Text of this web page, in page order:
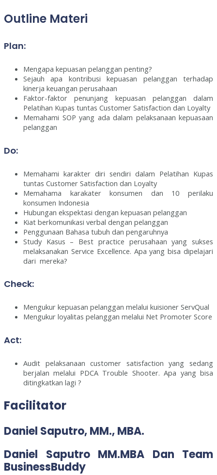
Outline Materi
Plan:
Mengapa kepuasan pelanggan penting?
Sejauh apa kontribusi kepuasan pelanggan terhadap
kinerja keuangan perusahaan
Faktor-faktor penunjang kepuasan pelanggan dalam
Pelatihan Kupas tuntas Customer Satisfaction dan Loyalty
Memahami SOP yang ada dalam pelaksanaan kepuasaan
pelanggan
Do:
Memahami karakter diri sendiri dalam Pelatihan Kupas
tuntas Customer Satisfaction dan Loyalty
Memahama karakater konsumen dan 10 perilaku
konsumen Indonesia
Hubungan ekspektasi dengan kepuasan pelanggan
Kiat berkomunikasi verbal dengan pelanggan
Penggunaan Bahasa tubuh dan pengaruhnya
Study Kasus – Best practice perusahaan yang sukses
melaksanakan Service Excellence. Apa yang bisa dipelajari
dari mereka?
Check:
Mengukur kepuasan pelanggan melalui kuisioner ServQual
Mengukur loyalitas pelanggan melalui Net Promoter Score
Act:
Audit pelaksanaan customer satisfaction yang sedang
berjalan melalui PDCA Trouble Shooter. Apa yang bisa
ditingkatkan lagi ?
Facilitator
Daniel Saputro, MM., MBA.
Daniel Saputro MM.MBA Dan Team
BusinessBuddy